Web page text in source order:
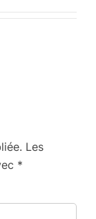
Les
*